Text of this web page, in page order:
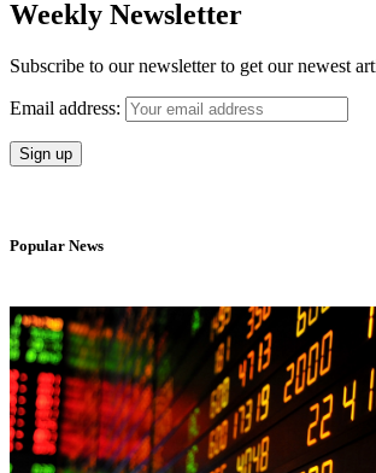
Weekly Newsletter
Subscribe to our newsletter to get our newest
Email address:
Popular News